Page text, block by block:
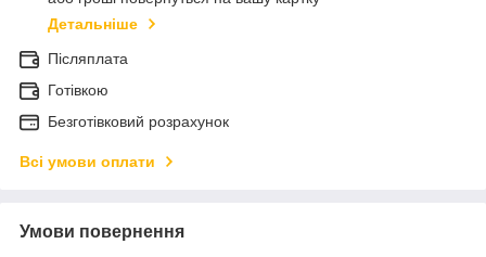
Детальніше
Післяплата
Готівкою
Безготівковий розрахунок
Всі умови оплати
Умови повернення